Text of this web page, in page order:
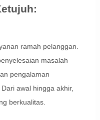
ramah pelanggan.
masalah
pengalaman
awal hingga akhir,
berkualitas.